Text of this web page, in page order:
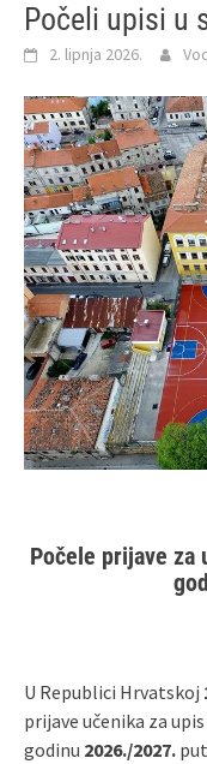
Počeli upisi u
2. lipnja 2026.
Počele prijave za
U Republici Hrvatskoj
prijave učenika za
godinu 2026./2027.